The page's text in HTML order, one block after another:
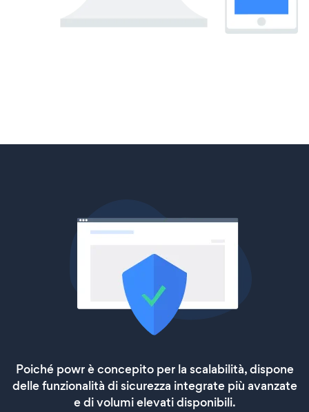
Poiché powr è concepito per la scalabilità, dispone
delle funzionalità di sicurezza integrate più avanzate
e di volumi elevati disponibili.